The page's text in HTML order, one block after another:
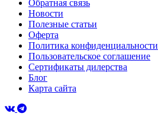
Обратная связь
Новости
Полезные статьи
Оферта
Политика конфиденциальности
Пользовательское соглашение
Сертификаты дилерства
Блог
Карта сайта